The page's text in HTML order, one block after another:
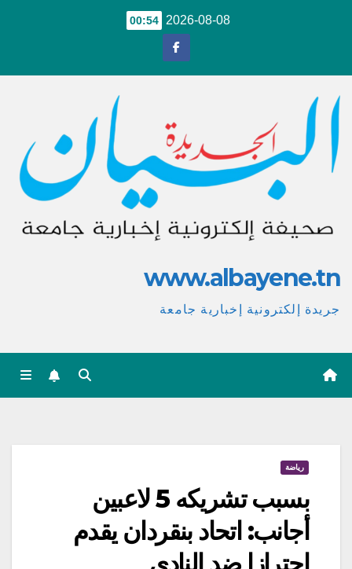
2026-08-08
00:54
www.albayene.tn
جريدة إلكترونية إخبارية جامعة
رياضة
بسبب تشريكه 5 لاعبين
أجانب: اتحاد بنقردان يقدم